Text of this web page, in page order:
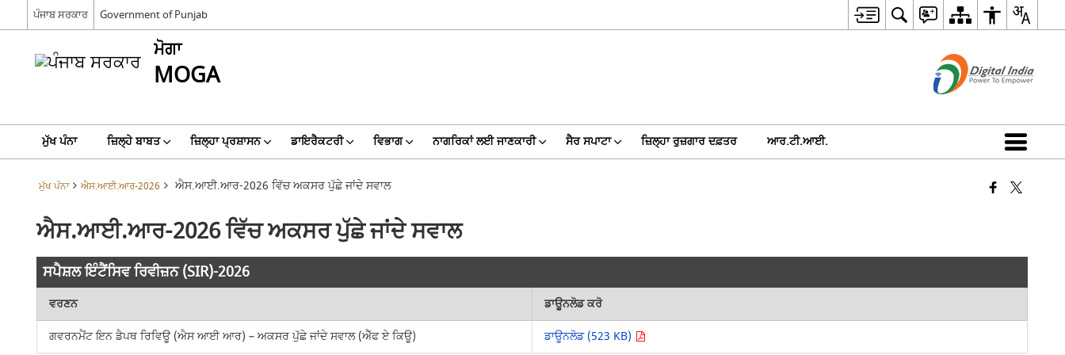
ਪੰਜਾਬ ਸਰਕਾਰ Government of Punjab
ਮੋਗਾ
MOGA
ਮੁੱਖ ਪੰਨਾ ਜ਼ਿਲ੍ਹੇ ਬਾਬਤ ਜ਼ਿਲ੍ਹਾ ਪ੍ਰਸ਼ਾਸਨ ਡਾਇਰੈਕਟਰੀ ਵਿਭਾਗ ਨਾਗਰਿਕਾਂ ਲਈ ਜਾਣਕਾਰੀ ਸੈਰ ਸਪਾਟਾ ਜ਼ਿਲ੍ਹਾ ਰੁਜ਼ਗਾਰ ਦਫ਼ਤਰ ਆਰ.ਟੀ.ਆਈ.
ਮੁੱਖ ਪੰਨਾ ਐਸ.ਆਈ.ਆਰ-2026 ਐਸ.ਆਈ.ਆਰ-2026 ਵਿੱਚ ਅਕਸਰ ਪੁੱਛੇ ਜਾਂਦੇ ਸਵਾਲ
ਐਸ.ਆਈ.ਆਰ-2026 ਵਿੱਚ ਅਕਸਰ ਪੁੱਛੇ ਜਾਂਦੇ ਸਵਾਲ
ਸਪੈਸ਼ਲ ਇੰਟੈਂਸਿਵ ਰਿਵੀਜ਼ਨ (SIR)-2026
ਵਰਣਨ
ਡਾਊਨਲੋਡ ਕਰੋ
ਗਵਰਨਮੈਂਟ ਇਨ ਡੈਪਥ ਰਿਵਿਊ (ਐਸ ਆਈ ਆਰ) – ਅਕਸਰ ਪੁੱਛੇ ਜਾਂਦੇ ਸਵਾਲ (ਐੱਫ ਏ ਕਿਊ)
ਡਾਊਨਲੋਡ (523 KB)